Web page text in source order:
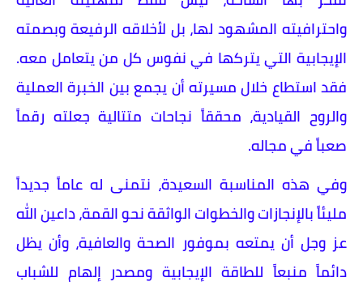
واحترافيته المشهود لها، بل لأخلاقه الرفيعة وبصمته
الإيجابية التي يتركها في نفوس كل من يتعامل معه.
فقد استطاع خلال مسيرته أن يجمع بين الخبرة العملية
والروح القيادية، محققاً نجاحات متتالية جعلته رقماً
صعباً في مجاله.
وفي هذه المناسبة السعيدة، نتمنى له عاماً جديداً
مليئاً بالإنجازات والخطوات الواثقة نحو القمة، داعين الله
عز وجل أن يمتعه بموفور الصحة والعافية، وأن يظل
دائماً منبعاً للطاقة الإيجابية ومصدر إلهام للشباب